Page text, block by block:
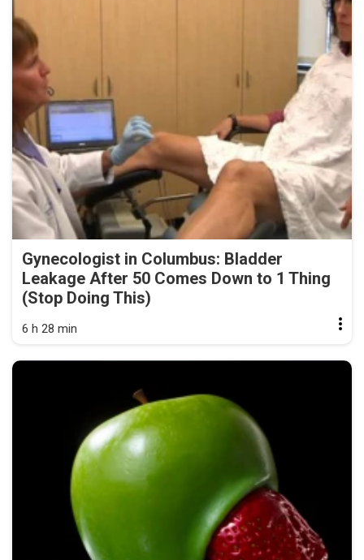
Gynecologist in Columbus: Bladder
Leakage After 50 Comes Down to 1 Thing
(Stop Doing This)
6 h 28 min